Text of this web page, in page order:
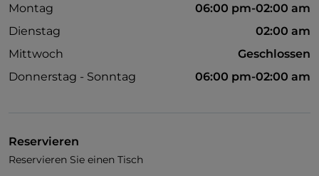
Montag
06:00 pm-02:00 am
Dienstag
02:00 am
Mittwoch
Geschlossen
Donnerstag - Sonntag
06:00 pm-02:00 am
Reservieren
Reservieren Sie einen Tisch